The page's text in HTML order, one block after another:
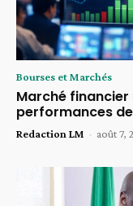
Bourses et Marchés
Marché financier
performances de
Redaction LM - août 7,